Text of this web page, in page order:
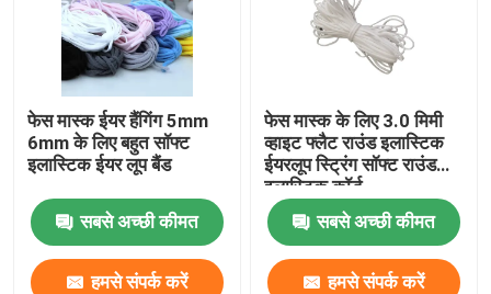
फेस मास्क ईयर हैंगिंग 5mm
6mm के लिए बहुत सॉफ्ट
इलास्टिक ईयर लूप बैंड
सबसे अच्छी कीमत
हमसे संपर्क करें
फेस मास्क के लिए 3.0 मिमी
व्हाइट फ्लैट राउंड इलास्टिक
ईयरलूप स्ट्रिंग सॉफ्ट राउंड
इलास्टिक कॉर्ड
सबसे अच्छी कीमत
हमसे संपर्क करें